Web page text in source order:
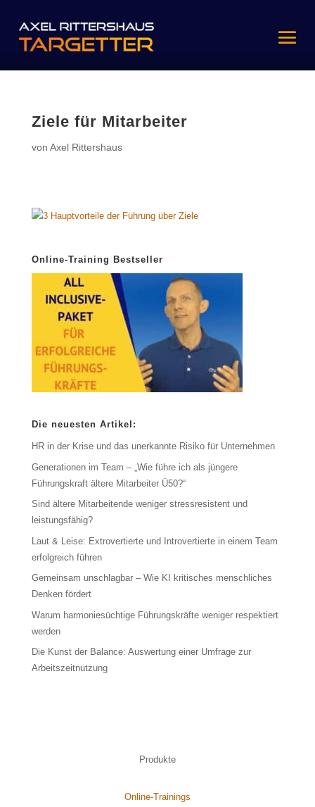
Ziele für Mitarbeiter
von Axel Rittershaus
Online-Training Bestseller
Die neuesten Artikel:
HR in der Krise und das unerkannte Risiko für Unternehmen
Generationen im Team – „Wie führe ich als jüngere
Führungskraft ältere Mitarbeiter Ü50?“
Sind ältere Mitarbeitende weniger stressresistent und
leistungsfähig?
Laut & Leise: Extrovertierte und Introvertierte in einem Team
erfolgreich führen
Gemeinsam unschlagbar – Wie KI kritisches menschliches
Denken fördert
Warum harmoniesüchtige Führungskräfte weniger respektiert
werden
Die Kunst der Balance: Auswertung einer Umfrage zur
Arbeitszeitnutzung
Produkte
Online-Trainings